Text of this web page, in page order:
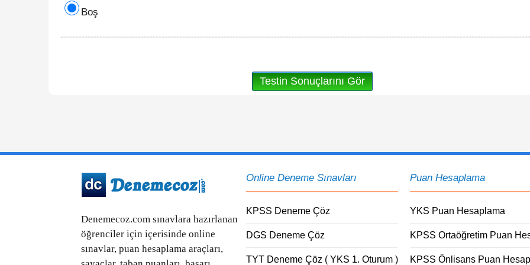
Boş
Denemecoz.com sınavlara hazırlanan
öğrenciler için içerisinde online
sınavlar, puan hesaplama araçları,
Online Deneme Sınavları
KPSS Deneme Çöz
DGS Deneme Çöz
TYT Deneme Çöz ( YKS 1. Oturum )
Puan Hesaplama
YKS Puan Hesaplama
KPSS Ortaöğretim Puan
KPSS Önlisans Puan